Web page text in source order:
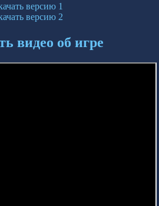
версию 1
версию 2
видео об игре